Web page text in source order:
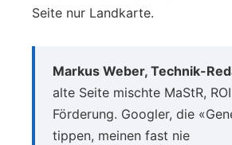
Seite nur Landkarte.
Markus Weber, Technik-
alte Seite mischte MaStR,
Förderung. Googler, die
tippen, meinen fast nie